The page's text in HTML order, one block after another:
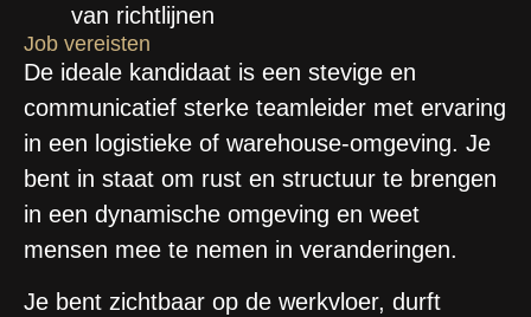
van richtlijnen
Job vereisten
De ideale kandidaat is een stevige en
communicatief sterke teamleider met ervaring
in een logistieke of warehouse-omgeving. Je
bent in staat om rust en structuur te brengen
in een dynamische omgeving en weet
mensen mee te nemen in veranderingen.
Je bent zichtbaar op de werkvloer, durft